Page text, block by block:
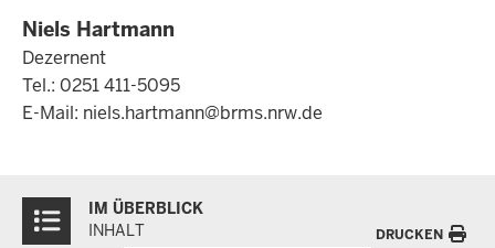
Niels Hartmann
Dezernent
Tel.: 0251 411-5095
E-Mail: niels.hartmann@brms.nrw.de
Inhalte
IM ÜBERBLICK
INHALT
DRUCKEN